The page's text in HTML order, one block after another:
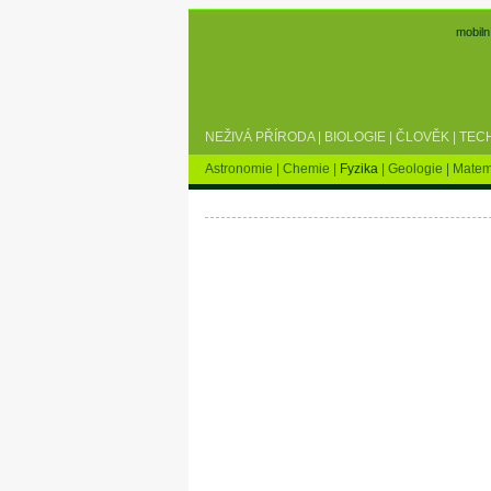
NEŽIVÁ PŘÍRODA| BIOLOGIE | ČLOVĚK |
Astronomie | Chemie | Fyzika | Geologie |